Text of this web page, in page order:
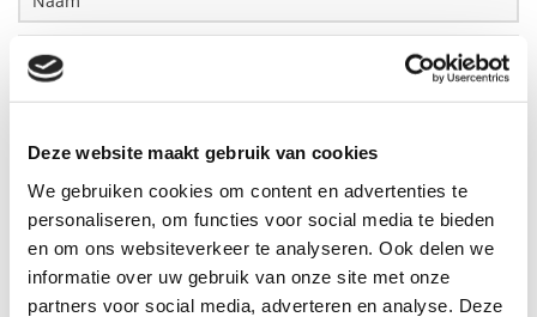
Deze website maakt gebruik van cookies
We gebruiken cookies om content en advertenties te
personaliseren, om functies voor social media te bieden
en om ons websiteverkeer te analyseren. Ook delen we
informatie over uw gebruik van onze site met onze
partners voor social media, adverteren en analyse. Deze